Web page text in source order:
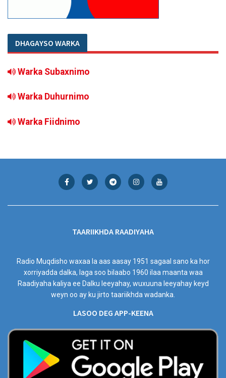
DHAGAYSO WARKA
Warka Subaxnimo
Warka Duhurnimo
Warka Fiidnimo
TAARIIKHDA RAADIYAHA
Radio Muqdisho waxaa la aas aasay 1951 sagaal sano ka hor
xorriyadda dalka, laga soo bilaabo 1960 ilaa maanta waa
Raadiyaha kaliya ee Dalku leeyahay, wuxuuna leeyahay keyd
weyn oo ay ku jirto taariikhda wadanka.
LASOO DEG APP-KEENA